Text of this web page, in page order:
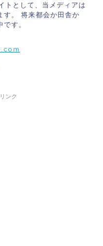
トとして、当メディアは
す。 将来都会か田舎か
す。
ンク